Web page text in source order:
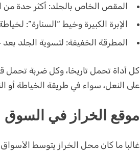
المقص الخاص بالجلد: أكثر حدة
الإبرة الكبيرة وخيط “السنارة”:
المطرقة الخفيفة: لتسوية الجلد بعد
كل أداة تحمل تاريخا، وكل ضربة تحمل
على النعل، سواء في طريقة الخياطة أو
موقع الخراز في السوق
غالبا ما كان محل الخراز يتوسط